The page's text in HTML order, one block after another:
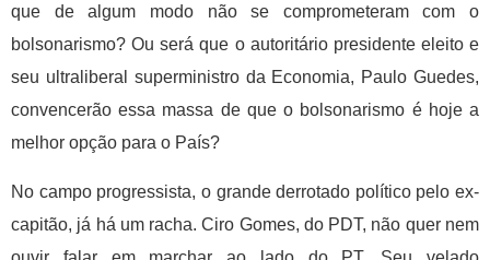
que de algum modo não se comprometeram com o
bolsonarismo? Ou será que o autoritário presidente eleito e
seu ultraliberal superministro da Economia, Paulo Guedes,
convencerão essa massa de que o bolsonarismo é hoje a
melhor opção para o País?
No campo progressista, o grande derrotado político pelo ex-
capitão, já há um racha. Ciro Gomes, do PDT, não quer nem